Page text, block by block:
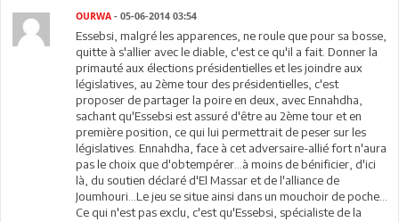
OURWA - 05-06-2014 03:54
Essebsi, malgré les apparences, ne roule que pour sa bosse,
quitte à s'allier avec le diable, c'est ce qu'il a fait. Donner la
primauté aux élections présidentielles et les joindre aux
législatives, au 2ème tour des présidentielles, c'est
proposer de partager la poire en deux, avec Ennahdha,
sachant qu'Essebsi est assuré d'être au 2ème tour et en
première position, ce qui lui permettrait de peser sur les
législatives. Ennahdha, face à cet adversaire-allié fort n'aura
pas le choix que d'obtempérer...à moins de bénificier, d'ici
là, du soutien déclaré d'El Massar et de l'alliance de
Joumhouri...Le jeu se situe ainsi dans un mouchoir de poche...
Ce qui n'est pas exclu, c'est qu'Essebsi, spécialiste de la